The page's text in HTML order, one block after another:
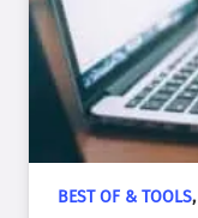
BEST OF & TOOLS,